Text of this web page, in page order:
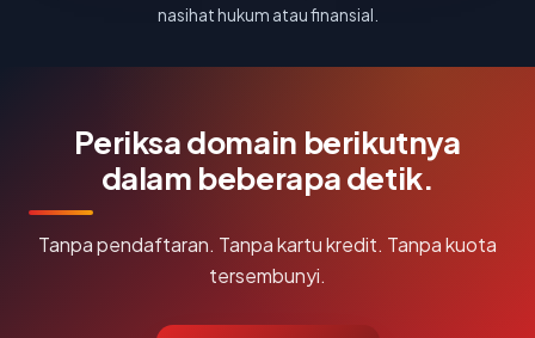
nasihat hukum atau finansial.
Periksa domain berikutnya
dalam beberapa detik.
Tanpa pendaftaran. Tanpa kartu kredit. Tanpa kuota
tersembunyi.